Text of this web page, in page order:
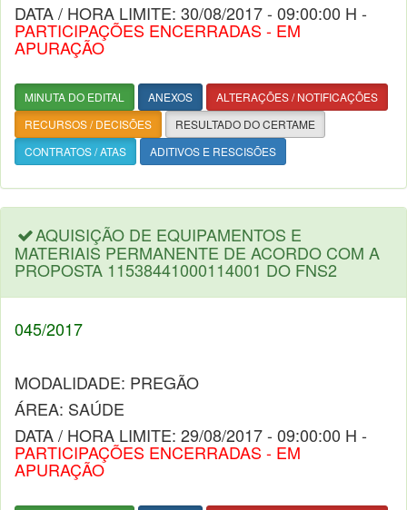
DATA / HORA LIMITE: 30/08/2017 - 09:00:00 H -
PARTICIPAÇÕES ENCERRADAS - EM
APURAÇÃO
MINUTA DO EDITAL ANEXOS
ALTERAÇÕES / NOTIFICAÇÕES
RECURSOS / DECISÕES
RESULTADO DO CERTAME
CONTRATOS / ATAS
ADITIVOS E RESCISÕES
AQUISIÇÃO DE EQUIPAMENTOS E
MATERIAIS PERMANENTE DE ACORDO COM A
PROPOSTA 11538441000114001 DO FNS2
045/2017
MODALIDADE: PREGÃO
ÁREA: SAÚDE
DATA / HORA LIMITE: 29/08/2017 - 09:00:00 H -
PARTICIPAÇÕES ENCERRADAS - EM
APURAÇÃO